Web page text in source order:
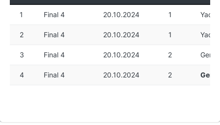
1 Final 4 20.10.2024 1
2 Final 4 20.10.2024 1
3 Final 4 20.10.2024 2 Gerd
4 Final 4 20.10.2024 2 Gerd